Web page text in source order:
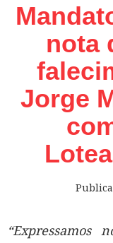
nota
Jorge
“Expressamos